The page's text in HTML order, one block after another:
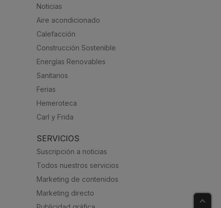
Noticias
Aire acondicionado
Calefacción
Construcción Sostenible
Energías Renovables
Sanitarios
Ferias
Hemeroteca
Carl y Frida
SERVICIOS
Suscripción a noticias
Todos nuestros servicios
Marketing de contenidos
Marketing directo